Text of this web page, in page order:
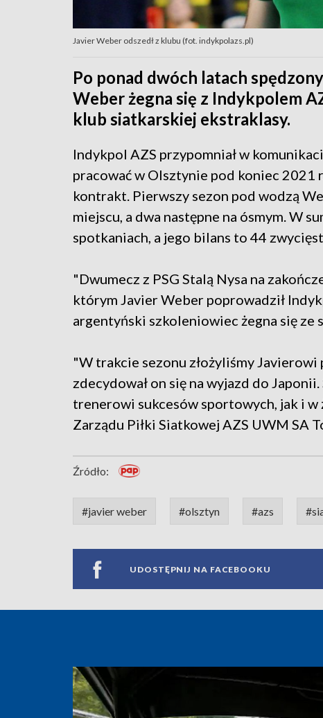
Javier Weber odszedł z klubu (fot. indykpolazs.pl)
Po ponad dwóch latach
Weber żegna się z Indykpolem
klub siatkarskiej ekstraklasy.
Indykpol AZS przypomniał w
pracować w Olsztynie pod koniec 2021
kontrakt. Pierwszy sezon pod wodzą
miejscu, a dwa następne na ósmym. W
spotkaniach, a jego bilans to 44
"Dwumecz z PSG Stalą Nysa na
którym Javier Weber poprowadził
argentyński szkoleniowiec żegna się
"W trakcie sezonu złożyliśmy
zdecydował on się na wyjazd do
trenerowi sukcesów sportowych, jak i w
Zarządu Piłki Siatkowej AZS UWM SA
Źródło:
#javier weber #olsztyn #azs
UDOSTĘPNIJ NA FACEBOOKU